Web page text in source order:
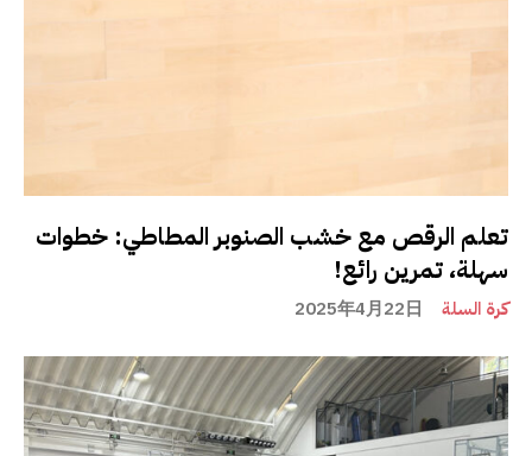
تعلم الرقص مع خشب الصنوبر المطاطي: خطوات
سهلة، تمرين رائع!
كرة السلة 2025年4月22日